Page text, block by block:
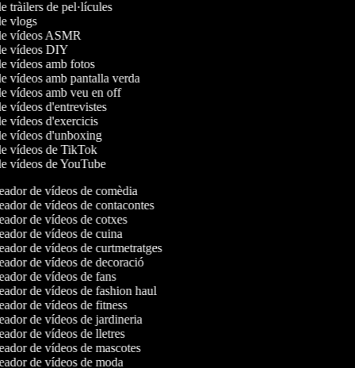
tràilers de pel·lícules
vlogs
vídeos ASMR
vídeos DIY
vídeos amb fotos
vídeos amb pantalla verda
vídeos amb veu en off
vídeos d'entrevistes
vídeos d'exercicis
vídeos d'unboxing
vídeos de TikTok
vídeos de YouTube
de vídeos de comèdia
de vídeos de contacontes
de vídeos de cotxes
de vídeos de cuina
de vídeos de curtmetratges
de vídeos de decoració
de vídeos de fans
de vídeos de fashion haul
de vídeos de fitness
de vídeos de jardineria
de vídeos de lletres
de vídeos de mascotes
de vídeos de moda